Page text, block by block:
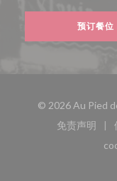
预订餐位
© 2026 Au Pied
免责声明
((在新